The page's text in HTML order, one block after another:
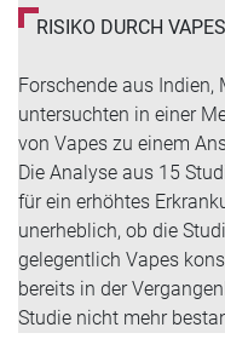
RISIKO DURCH VAPES
Forschende aus
untersuchten in einer
von Vapes zu einem
Die Analyse aus 15
für ein erhöhtes
unerheblich, ob die
gelegentlich Vapes
bereits in der
Studie nicht mehr